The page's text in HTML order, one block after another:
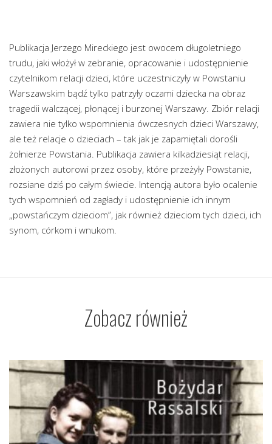
Publikacja Jerzego Mireckiego jest owocem długoletniego
trudu, jaki włożył w zebranie, opracowanie i udostępnienie
czytelnikom relacji dzieci, które uczestniczyły w Powstaniu
Warszawskim bądź tylko patrzyły oczami dziecka na obraz
tragedii walczącej, płonącej i burzonej Warszawy. Zbiór relacji
zawiera nie tylko wspomnienia ówczesnych dzieci Warszawy,
ale też relacje o dzieciach – tak jak je zapamiętali dorośli
żołnierze Powstania. Publikacja zawiera kilkadziesiąt relacji,
złożonych autorowi przez osoby, które przeżyły Powstanie,
rozsiane dziś po całym świecie. Intencją autora było ocalenie
tych wspomnień od zagłady i udostępnienie ich innym
„powstańczym dzieciom”, jak również dzieciom tych dzieci, ich
synom, córkom i wnukom.
Zobacz również